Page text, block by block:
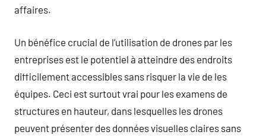
affaires.
Un bénéfice crucial de l’utilisation de drones par les
entreprises est le potentiel à atteindre des endroits
difficilement accessibles sans risquer la vie de les
équipes. Ceci est surtout vrai pour les examens de
structures en hauteur, dans lesquelles les drones
peuvent présenter des données visuelles claires sans